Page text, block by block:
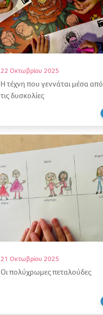
22 Οκτωβρίου 2025
Η τέχνη που γεννάται μέσα από
τις δυσκολίες
21 Οκτωβρίου 2025
Οι πολύχρωμες πεταλούδες